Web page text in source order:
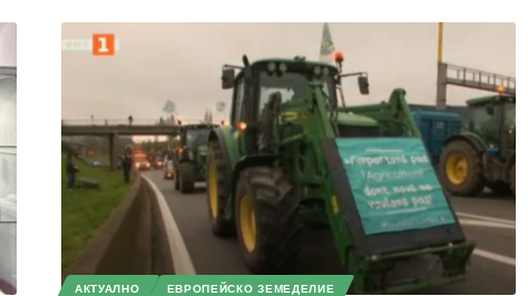
АКТУАЛНО ЕВРОПЕЙСКО ЗЕМЕДЕЛИЕ